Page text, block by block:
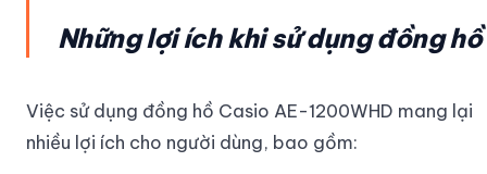
Những lợi ích khi sử dụng đồng hồ
Việc sử dụng đồng hồ Casio AE-1200WHD mang lại
nhiều lợi ích cho người dùng, bao gồm: